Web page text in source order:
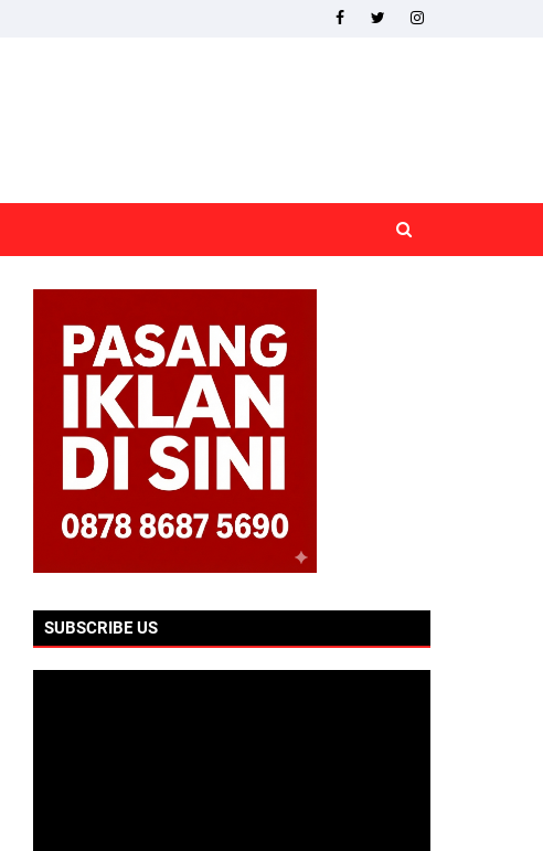
SUBSCRIBE US